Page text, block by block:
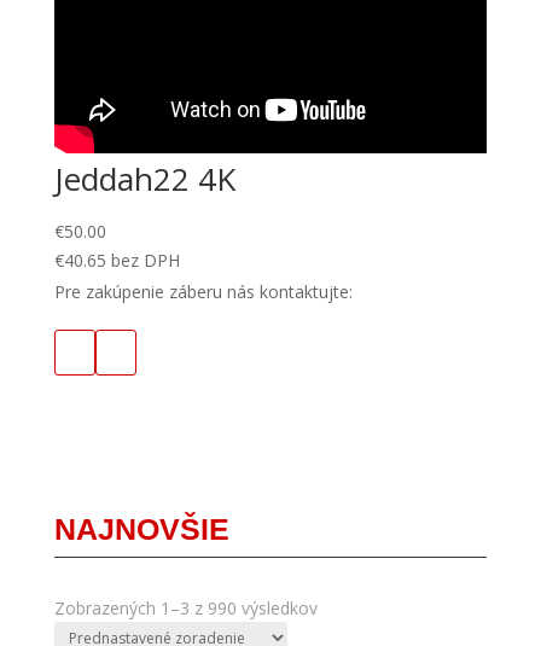
Jeddah22 4K
€50.00
€40.65 bez DPH
Pre zakúpenie záberu nás kontaktujte:
NAJNOVŠIE
Zobrazených 1–3 z 990 výsledkov